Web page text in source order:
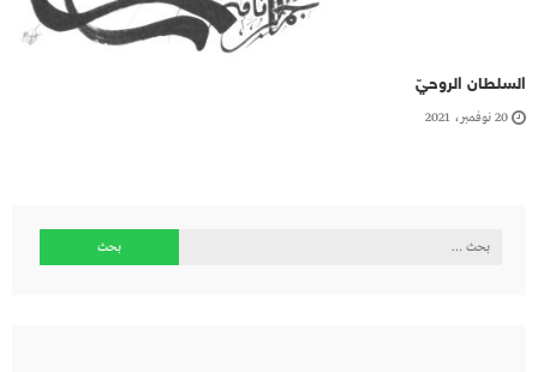
السلطان الروحيّ
20 نوفمبر، 2021
البحث